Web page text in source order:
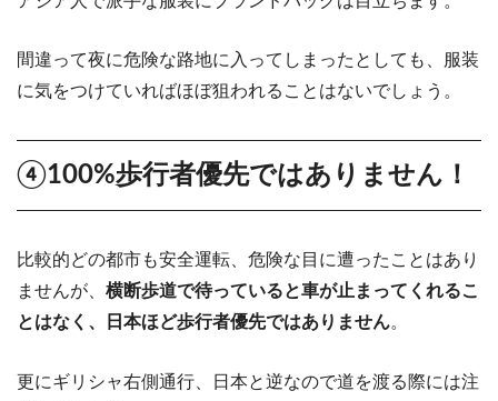
間違って夜に危険な路地に入ってしまったとしても、服装
に気をつけていればほぼ狙われることはないでしょう。
④100%歩行者優先ではありません！
比較的どの都市も安全運転、危険な目に遭ったことはあり
ませんが、 横断歩道で待っていると車が止まってくれるこ
とはなく、日本ほど歩行者優先ではありません。
更にギリシャ右側通行、日本と逆なので道を渡る際には注